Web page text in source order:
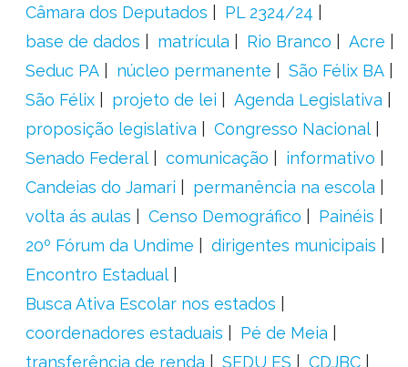
Câmara dos Deputados
PL 2324/24
base de dados
matrícula Rio Branco
Acre
Seduc PA
núcleo permanente
São Félix BA
São Félix
projeto de lei
Agenda Legislativa
proposição legislativa
Congresso Nacional
Senado Federal
comunicação
informativo
Candeias do Jamari
permanência na escola
volta ás aulas
Censo Demográfico
Painéis
20º Fórum da Undime
dirigentes municipais
Encontro Estadual
Busca Ativa Escolar nos estados
coordenadores estaduais
Pé de Meia
transferência de renda
SEDU ES
CDJBC